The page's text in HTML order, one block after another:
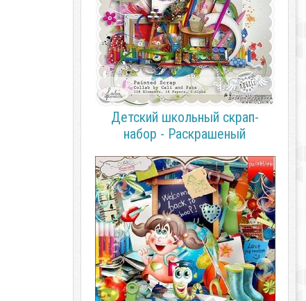
Детский школьный скрап-
набор - Раскрашеный